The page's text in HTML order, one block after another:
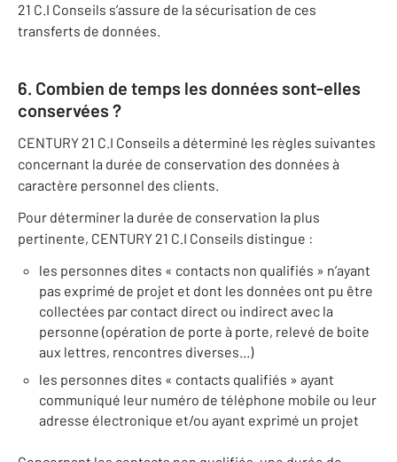
21 C.I Conseils s’assure de la sécurisation de ces
transferts de données.
6. Combien de temps les données sont-elles
conservées ?
CENTURY 21 C.I Conseils a déterminé les règles suivantes
concernant la durée de conservation des données à
caractère personnel des clients.
Pour déterminer la durée de conservation la plus
pertinente, CENTURY 21 C.I Conseils distingue :
les personnes dites « contacts non qualifiés » n’ayant
pas exprimé de projet et dont les données ont pu être
collectées par contact direct ou indirect avec la
personne (opération de porte à porte, relevé de boite
aux lettres, rencontres diverses...)
les personnes dites « contacts qualifiés » ayant
communiqué leur numéro de téléphone mobile ou leur
adresse électronique et/ou ayant exprimé un projet